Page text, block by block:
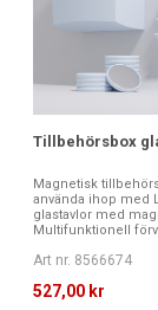
Tillbehörsbox
Magnetisk
använda ihop med
glastavlor med
Multifunktionell
Art nr. 8566674
527,00 kr